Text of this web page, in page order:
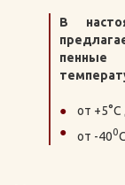
В
пенные
от
от -400